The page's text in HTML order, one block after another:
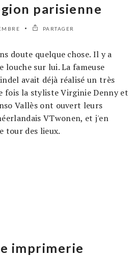
parisienne
PARTAGER
doute quelque chose. Il y a
louche sur lui. La fameuse
avait déjà réalisé un très
fois la styliste Virginie Denny et
Vallès ont ouvert leurs
VTwonen, et j'en
tour des lieux.
imprimerie